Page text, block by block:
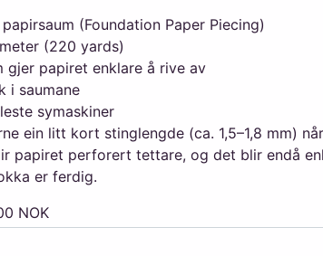
(Foundation Paper Piecing)
(220 yards)
papiret enklare å rive av
i saumane
symaskiner
ein litt kort stinglengde (ca. 1,5–1,8 mm)
papiret perforert tettare, og det blir endå
er ferdig.
NOK